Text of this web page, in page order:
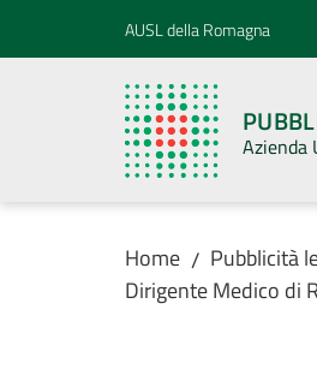
Vai al contenuto
Vai alla navigazioneAUSL della Romagna
Azienda
Home / Pubblicità
Dirigente Medico di